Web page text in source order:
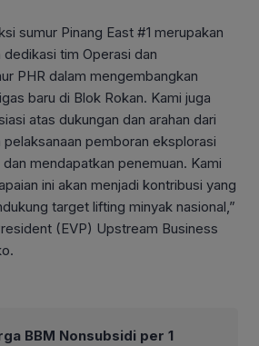
sumur Pinang East #1 merupakan
tim Operasi dan
PHR dalam mengembangkan
baru di Blok Rokan. Kami juga
atas dukungan dan arahan dari
pemboran eksplorasi
mendapatkan penemuan. Kami
ini akan menjadi kontribusi yang
target lifting minyak nasional,”
(EVP) Upstream Business
BBM Nonsubsidi per 1